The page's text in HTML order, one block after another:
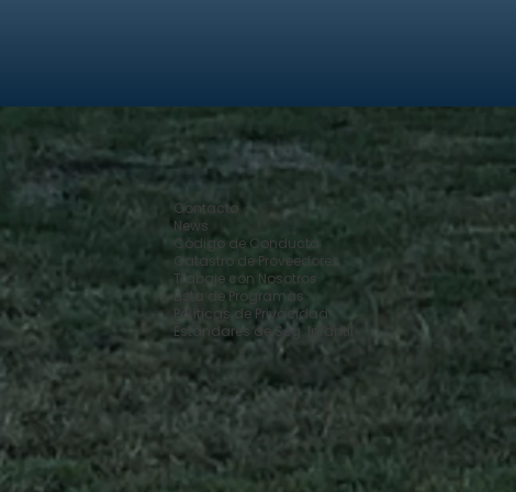
Contacto
News
Código de Conducta
Catastro de Proveedores
Trabaje con Nosotros
Lista de Programas
Políticas de Privacidad
Estándares de Seg. Infantil